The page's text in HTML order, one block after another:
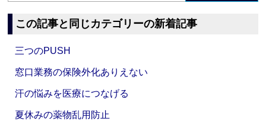
この記事と同じカテゴリーの新着記事
三つのPUSH
窓口業務の保険外化ありえない
汗の悩みを医療につなげる
夏休みの薬物乱用防止